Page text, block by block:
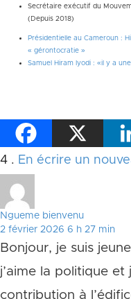
Secrétaire exécutif du
(Depuis 2018)
Présidentielle au Cameroun :
« gérontocratie »
Samuel Hiram Iyodi : «il y a
4 Commentaires
. En écrire un
Ngueme bienvenu
2 février 2026 6 h 27 min
Bonjour, je suis
j’aime la politique
contribution à